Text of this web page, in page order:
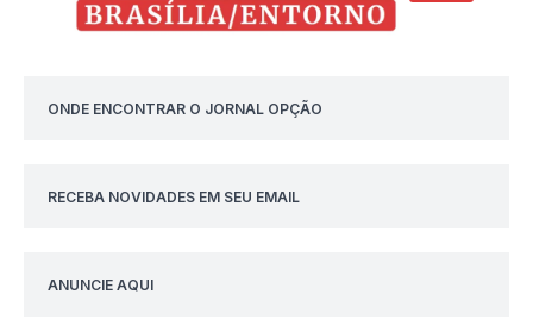
ONDE ENCONTRAR O JORNAL OPÇÃO
RECEBA NOVIDADES EM SEU EMAIL
ANUNCIE AQUI